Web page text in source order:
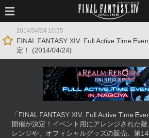
2014/04/24 10:55
FINAL FANTASY XIV: Full Active Time
定！ (2014/04/24)
「FINAL FANTASY XIV: Full Active Time
開催が決定！イベント用にアレンジされた
レンジや、オフィシャルグッズの販売、第